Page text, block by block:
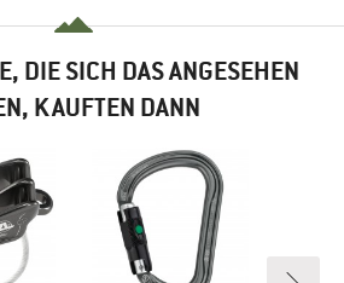
DIE SICH DAS ANGESEHEN
KAUFTEN DANN